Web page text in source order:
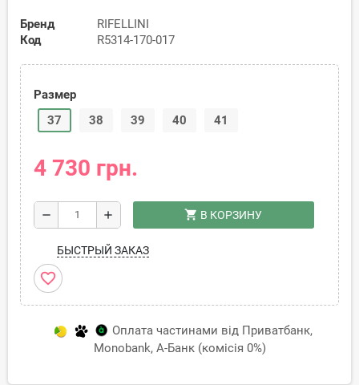
Бренд
RIFELLINI
Код
R5314-170-017
Размер
37
38 39 40 41
4 730 грн.
remove add shopping_cart В КОРЗИНУ
БЫСТРЫЙ ЗАКАЗ
favorite_border
Оплата частинами від Приватбанк,
Monobank, А-Банк (комісія 0%)